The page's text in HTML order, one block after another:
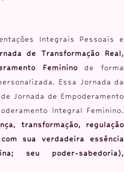
Integrais Pessoais e
de
Transformação Real,
Femininode forma
Essa Jornada da
Jornada de Empoderamento
Integral Feminino.
transformação, regulação
sua verdadeira essência
seu poder-sabedoria),